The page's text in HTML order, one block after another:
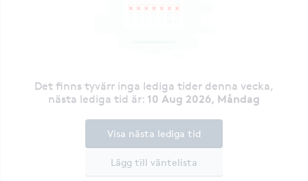
Det finns tyvärr inga lediga tider denna vecka,
nästa lediga tid är: 10 Aug 2026, Måndag
Lägg till väntelista
Visa nästa lediga tid